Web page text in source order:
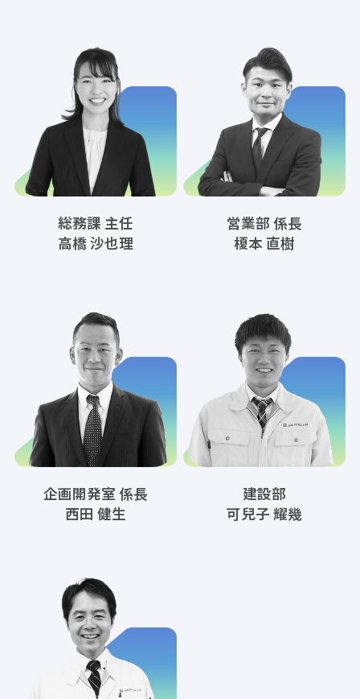
総務課 主任
高橋 沙也理
営業部 係長
榎本 直樹
企画開発室 係長
西田 健生
建設部
可兒子 耀幾